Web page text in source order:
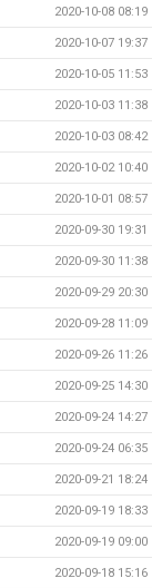
2020-10-08 08:19
2020-10-07 19:37
2020-10-05 11:53
2020-10-03 11:38
2020-10-03 08:42
2020-10-02 10:40
2020-10-01 08:57
2020-09-30 19:31
2020-09-30 11:38
2020-09-29 20:30
2020-09-28 11:09
2020-09-26 11:26
2020-09-25 14:30
2020-09-24 14:27
2020-09-24 06:35
2020-09-21 18:24
2020-09-19 18:33
2020-09-19 09:00
2020-09-18 15:16